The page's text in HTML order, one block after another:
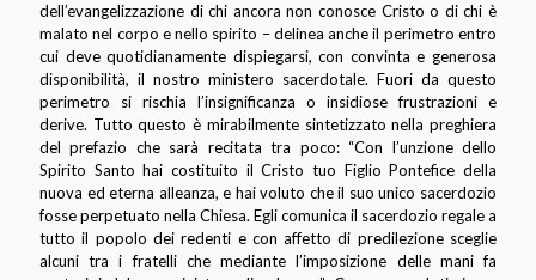
dell’evangelizzazione di chi ancora non conosce Cristo o di chi è
malato nel corpo e nello spirito – delinea anche il perimetro entro
cui deve quotidianamente dispiegarsi, con convinta e generosa
disponibilità, il nostro ministero sacerdotale. Fuori da questo
perimetro si rischia l’insignificanza o insidiose frustrazioni e
derive. Tutto questo è mirabilmente sintetizzato nella preghiera
del prefazio che sarà recitata tra poco: “Con l’unzione dello
Spirito Santo hai costituito il Cristo tuo Figlio Pontefice della
nuova ed eterna alleanza, e hai voluto che il suo unico sacerdozio
fosse perpetuato nella Chiesa. Egli comunica il sacerdozio regale a
tutto il popolo dei redenti e con affetto di predilezione sceglie
alcuni tra i fratelli che mediante l’imposizione delle mani fa